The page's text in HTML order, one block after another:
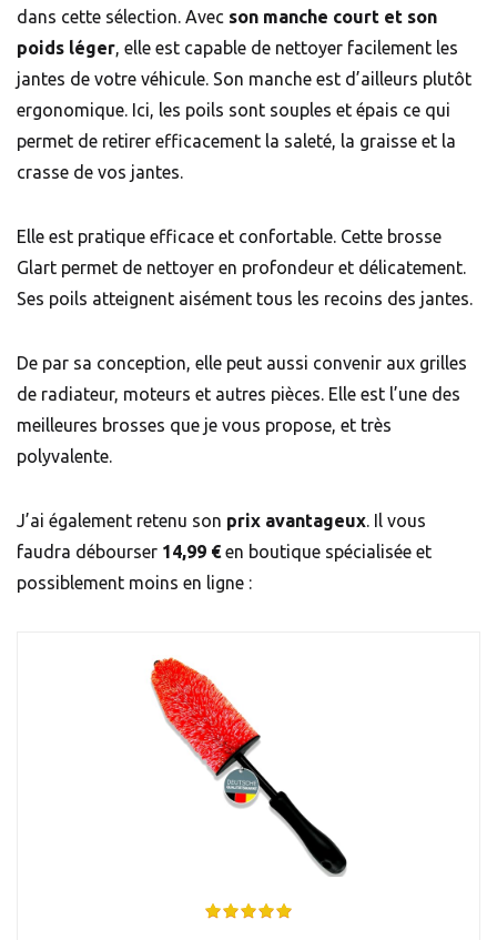
dans cette sélection. Avec son manche court et son
poids léger, elle est capable de nettoyer facilement les
jantes de votre véhicule. Son manche est d’ailleurs plutôt
ergonomique. Ici, les poils sont souples et épais ce qui
permet de retirer efficacement la saleté, la graisse et la
crasse de vos jantes.
Elle est pratique efficace et confortable. Cette brosse
Glart permet de nettoyer en profondeur et délicatement.
Ses poils atteignent aisément tous les recoins des jantes.
De par sa conception, elle peut aussi convenir aux grilles
de radiateur, moteurs et autres pièces. Elle est l’une des
meilleures brosses que je vous propose, et très
polyvalente.
J’ai également retenu son prix avantageux. Il vous
faudra débourser 14,99 € en boutique spécialisée et
possiblement moins en ligne :